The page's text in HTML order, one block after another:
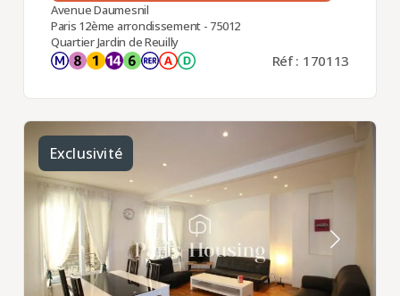
Avenue Daumesnil
Paris 12ème arrondissement - 75012
Quartier Jardin de Reuilly
Réf : 170113
Exclusivité